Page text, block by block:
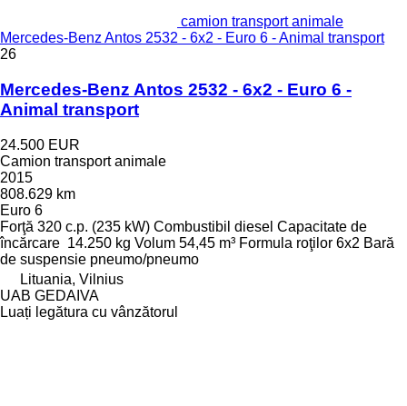
camion transport animale
Mercedes-Benz Antos 2532 - 6x2 - Euro 6 - Animal transport
26
Mercedes-Benz Antos 2532 - 6x2 - Euro 6 -
Animal transport
24.500 EUR
Camion transport animale
2015
808.629 km
Euro 6
Forţă 320 c.p. (235 kW) Combustibil diesel Capacitate de
încărcare 14.250 kg Volum 54,45 m³ Formula roţilor 6x2 Bară
de suspensie pneumo/pneumo
Lituania, Vilnius
UAB GEDAIVA
Luați legătura cu vânzătorul